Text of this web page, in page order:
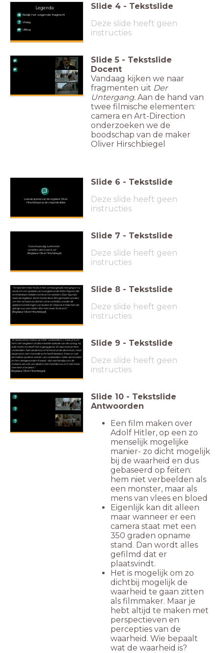
Legenda
Bekijk het volgende fragment
Vraag
Uitleg
Slide 4 - Tekstslide
Deze slide heeft geen
instructies
Slide 5 - Tekstslide
Docent
Vandaag kijken we naar
fragmenten uit Der
Untergang. Aan de hand van
twee filmische elementen:
camera en Art-Direction
onderzoeken we de
boodschap van de maker
Oliver Hirschbiegel
Lees de quotes van de regisseur Oliver
Hirschbiegel op de volgende slides
Slide 6 - Tekstslide
Deze slide heeft geen
instructies
"Geloofwaardig, authentiek
vertellen, dat is wat ik wil."
(Regisseur Oliver Hirschbiegel)
Slide 7 - Tekstslide
Deze slide heeft geen
instructies
"Ik had niet meer fictie in het verhaal gewild. Het ging er nu
eerst om om op basis van overgeleverde feiten figuren die
echt bestaan hebben tot leven te wekken. Daar lag mijn
taak als regisseur. Eerst moest deze film gemaakt worden,
om het verhaal van binnen uit te vertellen, zonder de
sjabloonverklaringen van buiten af. Daarna is misschien de
tijd rijp voor een Hitler-film met meer fictie erin."
(Regisseur Oliver Hirschbiegel)
Slide 8 - Tekstslide
Deze slide heeft geen
instructies
"Er bestond een taboe op Hitler verbeelden(..) maar je kunt
hem niet weglaten uit deze laatste episode van de oorlog. Hij
is de motor en heeft het in gang gezet. En dus moet je hem
verbeelden. Niet als demon of iemand uit de dierentuin, maar
als persoon, een mens die echt heeft bestaan. Maar er rust
een taboe op deze manier van verbeelden. Hitler als monster
en het vleesgeworden Kwaad - dat was handig voor de
Duitsers, als volk van daders. Dan hoefden ze zich niet meer
met hem in te laten."
(Regisseur Oliver Hirschbiegel)
Slide 9 - Tekstslide
Deze slide heeft geen
instructies
Slide 10 - Tekstslide
Antwoorden
Een film maken over
Adolf Hitler, op een zo
menselijk mogelijke
manier- zo dicht mogelijk
bij de waarheid en dus
gebaseerd op feiten:
hem niet verbeelden als
een monster, maar als
mens van vlees en bloed
Eigenlijk kan dit alleen
maar wanneer er een
camera staat met een
350 graden opname
stand. Dan wordt alles
gefilmd dat er
plaatsvindt.
Het is mogelijk om zo
dichtbij mogelijk de
waarheid te gaan zitten
als filmmaker. Maar je
hebt altijd te maken met
perspectieven en
percepties van de
waarheid. Wie bepaalt
wat de waarheid is?